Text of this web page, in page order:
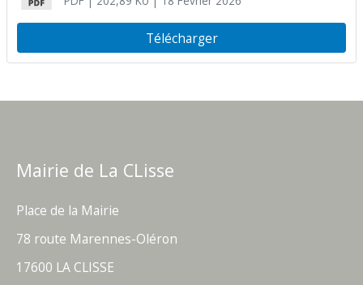
Télécharger
Mairie de La CLisse
Place de la Mairie
78 route Marennes-Oléron
17600 LA CLISSE